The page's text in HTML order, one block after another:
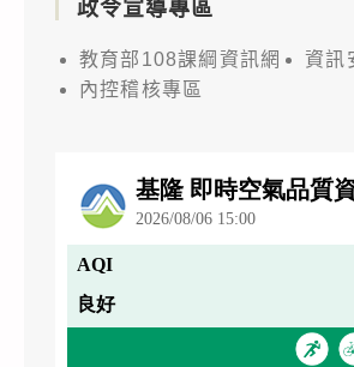
政令宣導專區
教育部108課綱資訊網
資訊
內控稽核專區